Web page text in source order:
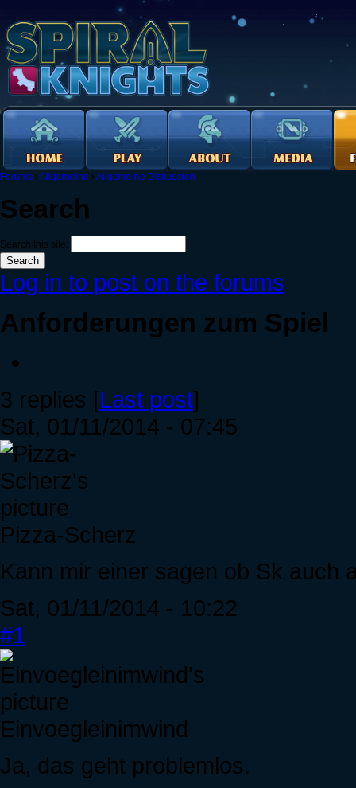
Forums › Allgemeine › Allgemeine Diskussion
Search
Search this site:
Log in to post on the forums
Anforderungen zum Spiel
3 replies [Last post]
Sat, 01/11/2014 - 07:45
Pizza-Scherz
Kann mir einer sagen ob Sk auch
Sat, 01/11/2014 - 10:22
#1
Einvoegleinimwind
Ja, das geht problemlos.